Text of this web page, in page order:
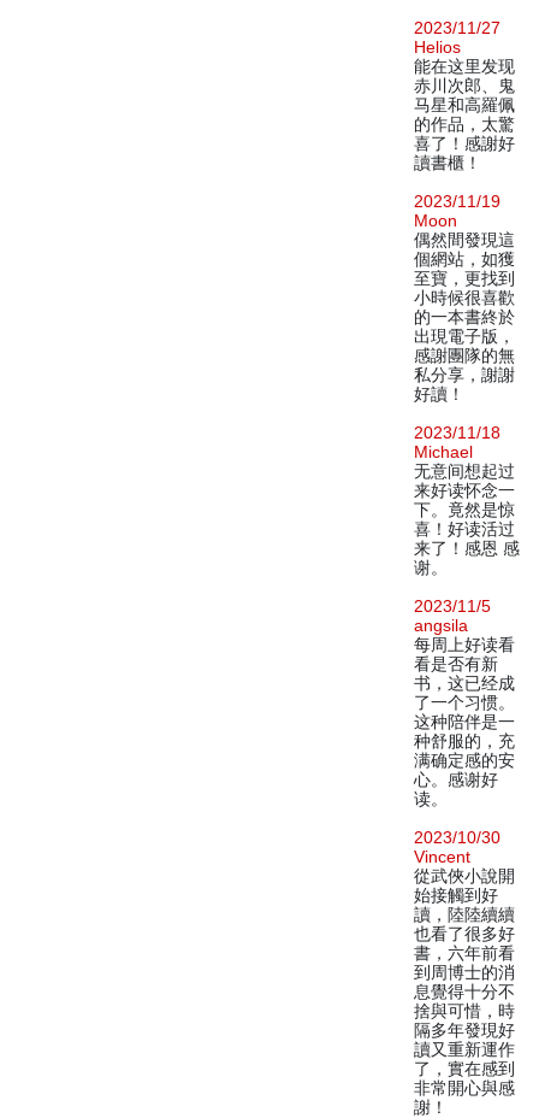
2023/11/27
Helios
能在这里发现
赤川次郎、鬼
马星和高羅佩
的作品，太驚
喜了！感謝好
讀書櫃！
2023/11/19
Moon
偶然間發現這
個網站，如獲
至寶，更找到
小時候很喜歡
的一本書終於
出現電子版，
感謝團隊的無
私分享，謝謝
好讀！
2023/11/18
Michael
无意间想起过
来好读怀念一
下。竟然是惊
喜！好读活过
来了！感恩 感
谢。
2023/11/5
angsila
每周上好读看
看是否有新
书，这已经成
了一个习惯。
这种陪伴是一
种舒服的，充
满确定感的安
心。感谢好
读。
2023/10/30
Vincent
從武俠小說開
始接觸到好
讀，陸陸續續
也看了很多好
書，六年前看
到周博士的消
息覺得十分不
捨與可惜，時
隔多年發現好
讀又重新運作
了，實在感到
非常開心與感
謝！